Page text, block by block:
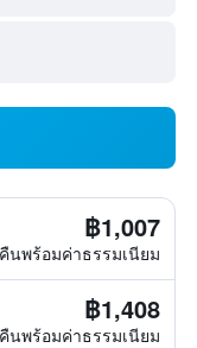
฿1,007
นพร้อมค่าธรรมเนียม
฿1,408
นพร้อมค่าธรรมเนียม